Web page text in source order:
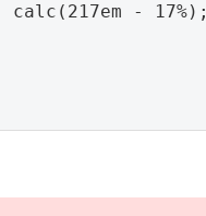
calc(217em - 17%);